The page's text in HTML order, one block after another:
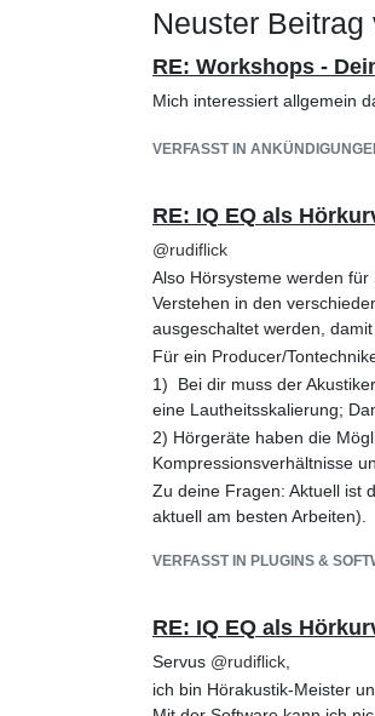
Neuster Beitrag
RE: Workshops -
Mich interessiert allgemein
VERFASST IN
RE: IQ EQ als
@rudiflick
Also Hörsysteme werden
Verstehen in den
ausgeschaltet werden,
Für ein Producer/
1) Bei dir muss der
eine Lautheitsskalierung;
2) Hörgeräte haben die
Kompressionsverhältnisse
Zu deine Fragen: Aktuell ist
aktuell am besten Arbeiten).
Frequenzen, die das
VERFASST IN PLUGINS &
RE: IQ EQ als
Servus @rudiflick
ich bin Hörakustik-Meister